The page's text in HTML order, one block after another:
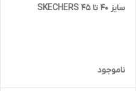
سایز 40 تا 45 SKECHERS
ناموجود